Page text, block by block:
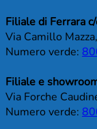
Filiale di Ferrara
Via Camillo
Numero verde:
Filiale e
Via Forche
Numero verde: